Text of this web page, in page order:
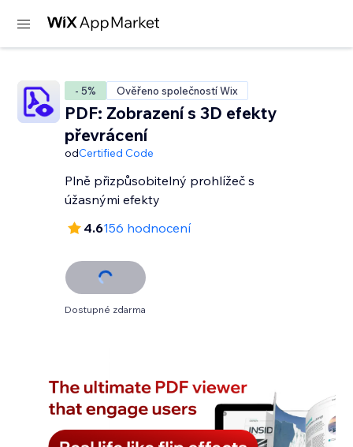
- 5% Ověřeno společností Wix
PDF: Zobrazení s 3D efekty
převrácení
odCertified Code
Plně přizpůsobitelný prohlížeč s
úžasnými efekty
4.6156 hodnocení
Dostupné zdarma